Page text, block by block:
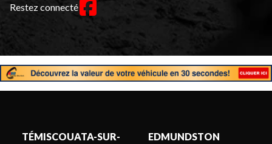
Restez connecté
TÉMISCOUATA-SUR-
EDMUNDSTON